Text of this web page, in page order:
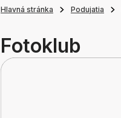
Hlavná stránka Podujatia
Fotoklub